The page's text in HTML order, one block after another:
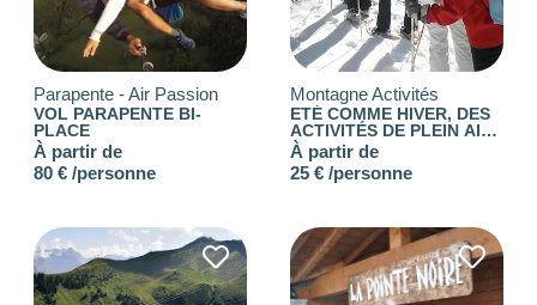
Parapente - Air Passion
VOL PARAPENTE BI-
PLACE
À partir de
80 € /personne
Montagne Activités
ETÉ COMME HIVER, DES
ACTIVITÉS DE PLEIN AIR
POUR TOUS !
À partir de
25 € /personne
BUDGET PAR PERSONNE
0 —768
NOTE
NOMBRE DE PERSONNES